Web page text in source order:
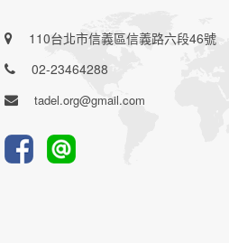
110台北市信義區信義路六段46號
02-23464288
tadel.org@gmail.com